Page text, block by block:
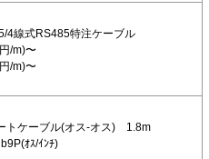
4線式RS485特注ケーブル
/m)〜
/m)〜
トケーブル(オス-オス) 1.8m
ｵｽ/ｲﾝﾁ)